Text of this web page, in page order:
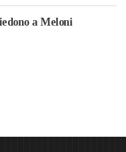
a Meloni